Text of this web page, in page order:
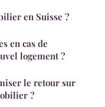
en Suisse ?
en cas de
logement ?
le retour sur
?